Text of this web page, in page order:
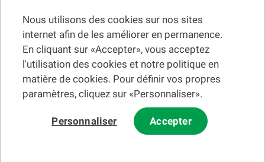
Contact
Localiser une agence
Aide
Actualités
Taux de change
Nous utilisons des cookies sur nos sites
internet afin de les améliorer en permanence.
En cliquant sur «Accepter», vous acceptez
l'utilisation des cookies et notre politique en
matière de cookies. Pour définir vos propres
paramètres, cliquez sur «Personnaliser».
Personnaliser Accepter